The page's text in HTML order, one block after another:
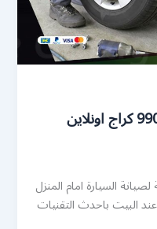
كراج متنقل المهبولة 99007366 كراج اونلاين
السيارة امام المنزل
البيت باحدث التقنيات